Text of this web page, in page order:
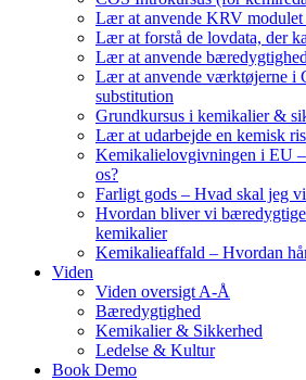
Lær at anvende KRV modulet
Lær at forstå de lovdata, der
Lær at anvende
Lær at anvende værktøjerne i
substitution
Grundkursus i kemikalier &
Lær at udarbejde en kemisk
Kemikalielovgivningen i EU
os?
Farligt gods – Hvad skal jeg
Hvordan bliver vi
kemikalier
Kemikalieaffald – Hvordan
Viden
Viden oversigt A-Å
Bæredygtighed
Kemikalier & Sikkerhed
Ledelse & Kultur
Book Demo